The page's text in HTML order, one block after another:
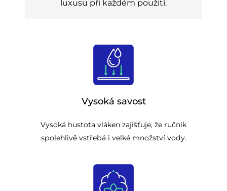
luxusu při každém použití.
Vysoká savost
Vysoká hustota vláken zajišťuje, že ručník
spolehlivě vstřebá i velké množství vody.